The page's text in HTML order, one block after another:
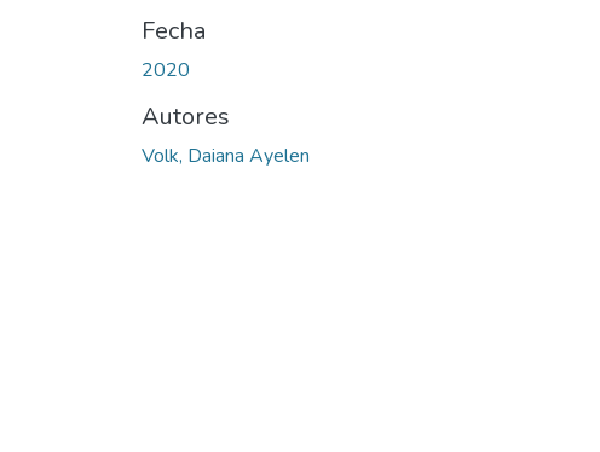
Fecha
2020
Autores
Volk, Daiana Ayelen